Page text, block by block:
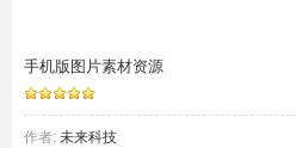
手机版图片素材资源
作者: 未来科技